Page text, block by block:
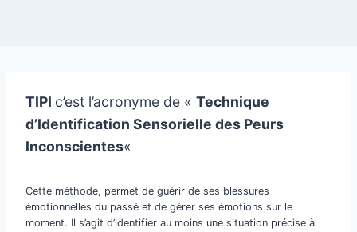
TIPI c’est l’acronyme de « Technique
d’Identification Sensorielle des Peurs
Inconscientes«
Cette méthode, permet de guérir de ses blessures
émotionnelles du passé et de gérer ses émotions sur le
moment. Il s’agit d’identifier au moins une situation précise à